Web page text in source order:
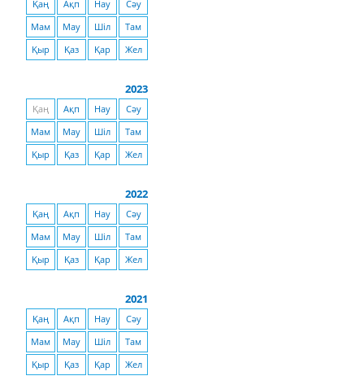
Қаң Ақп Нау
Сәу
Мам
Мау Шіл
Там
Қыр
Қаз Қар Жел
2023
Қаң Ақп Нау
Сәу
Мам
Мау Шіл
Там
Қыр
Қаз Қар Жел
2022
Қаң Ақп Нау
Сәу
Мам
Мау Шіл
Там
Қыр
Қаз Қар Жел
2021
Қаң Ақп Нау
Сәу
Мам
Мау Шіл
Там
Қыр
Қаз Қар Жел